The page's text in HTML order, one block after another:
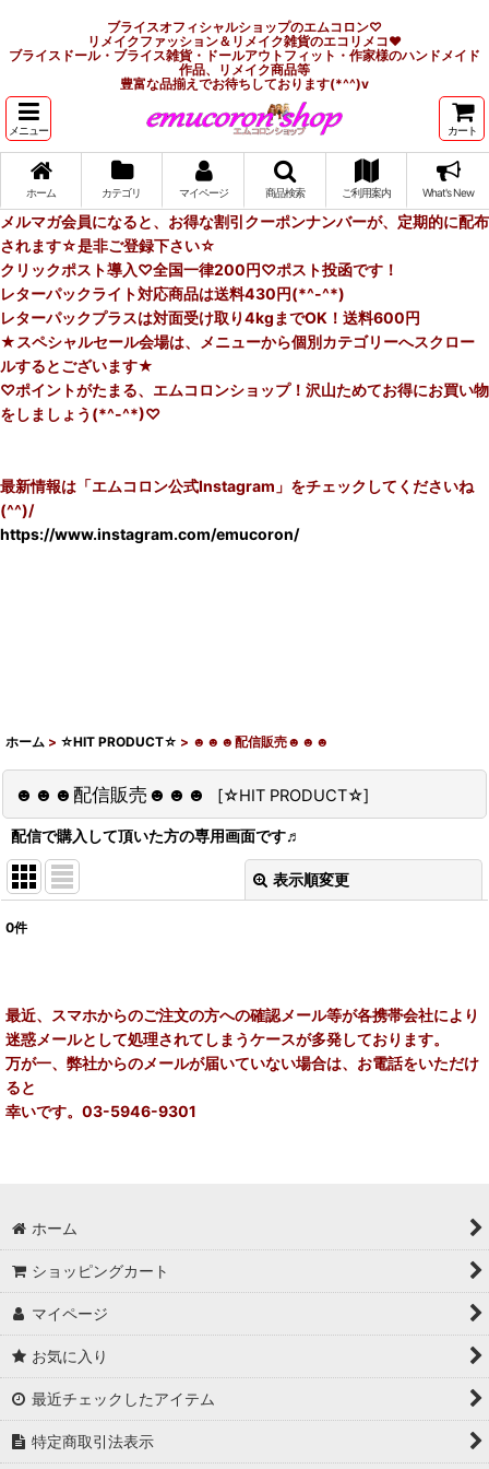
ブライスオフィシャルショップのエムコロン♡
リメイクファッション＆リメイク雑貨のエコリメコ♥
ブライスドール・ブライス雑貨・ドールアウトフィット・作家様のハンドメイド
作品、リメイク商品等
豊富な品揃えでお待ちしております(*^^)v
メニュー カート
ホーム カテゴリ マイページ 商品検索 ご利用案内 What's New
メルマガ会員になると、お得な割引クーポンナンバーが、定期的に配布
されます☆是非ご登録下さい☆
クリックポスト導入♡全国一律200円♡ポスト投函です！
レターパックライト対応商品は送料430円(*^-^*)
レターパックプラスは対面受け取り4kgまでOK！送料600円
★スペシャルセール会場は、メニューから個別カテゴリーへスクロー
ルするとございます★
♡ポイントがたまる、エムコロンショップ！沢山ためてお得にお買い物
をしましょう(*^-^*)♡
最新情報は「エムコロン公式Instagram」をチェックしてくださいね
(^^)/
https://www.instagram.com/emucoron/
ホーム > ☆HIT PRODUCT☆ > ☻☻☻配信販売☻☻☻
☻☻☻配信販売☻☻☻ [☆HIT PRODUCT☆]
配信で購入して頂いた方の専用画面です♬
表示順変更
並び順:
0件
最近、スマホからのご注文の方への確認メール等が各携帯会社により
迷惑メールとして処理されてしまうケースが多発しております。
万が一、弊社からのメールが届いていない場合は、お電話をいただけ
ると
幸いです。03-5946-9301
ホーム
ショッピングカート
マイページ
お気に入り
最近チェックしたアイテム
特定商取引法表示